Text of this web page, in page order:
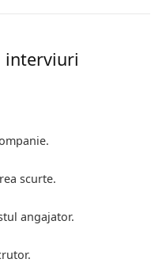
interviuri
scurte.
angajator.